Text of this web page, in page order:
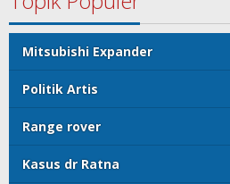
Mitsubishi Expander
Politik Artis
Range rover
Kasus dr Ratna